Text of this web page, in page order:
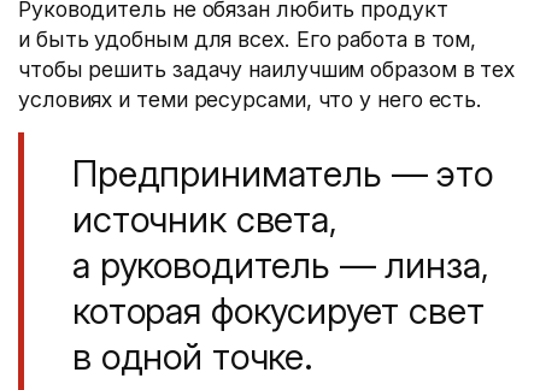
Руководитель не обязан любить продукт
и быть удобным для всех. Его работа в том,
чтобы решить задачу наилучшим образом в тех
условиях и теми ресурсами, что у него есть.
Предприниматель — это
источник света,
а руководитель — линза,
которая фокусирует свет
в одной точке.